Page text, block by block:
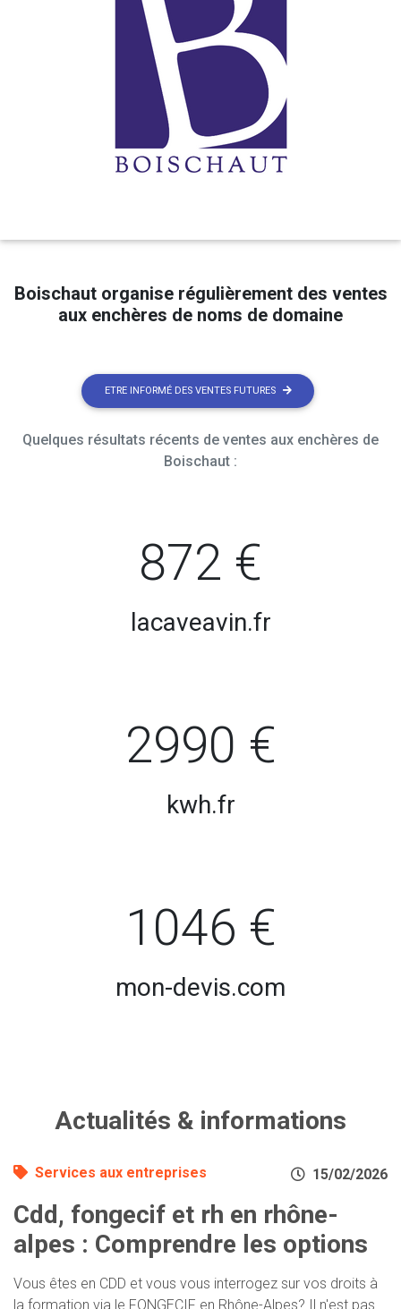
Boischaut organise régulièrement des ventes
aux enchères de noms de domaine
ETRE INFORMÉ DES VENTES FUTURES
Quelques résultats récents de ventes aux enchères de
Boischaut :
872 €
lacaveavin.fr
2990 €
kwh.fr
1046 €
mon-devis.com
Actualités & informations
Services aux entreprises 15/02/2026
Cdd, fongecif et rh en rhône-
alpes : Comprendre les options
Vous êtes en CDD et vous vous interrogez sur vos droits à
la formation via le FONGECIF en Rhône-Alpes? Il n'est pas